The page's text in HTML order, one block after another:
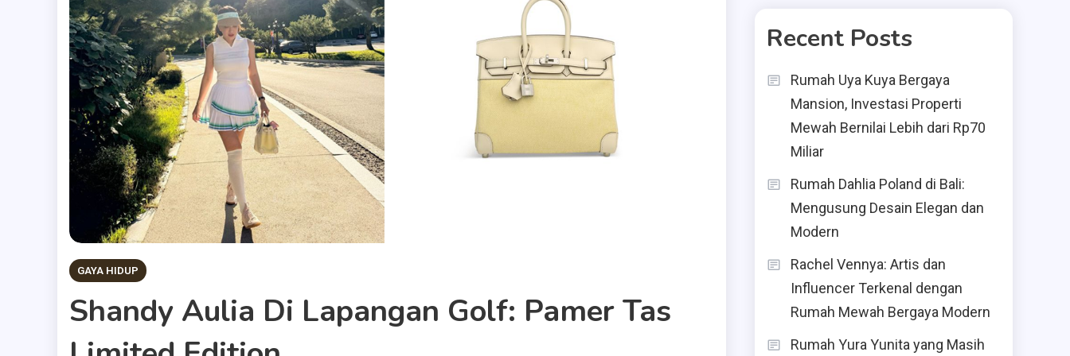
GAYA HIDUP
Shandy Aulia Di Lapangan Golf: Pamer Tas
Recent Posts
Rumah Uya Kuya Bergaya
Mansion, Investasi Properti
Mewah Bernilai Lebih dari Rp70
Miliar
Rumah Dahlia Poland di Bali:
Mengusung Desain Elegan dan
Modern
Rachel Vennya: Artis dan
Influencer Terkenal dengan
Rumah Mewah Bergaya Modern
Rumah Yura Yunita yang Masih